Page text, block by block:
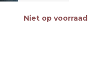
Niet op voorraad